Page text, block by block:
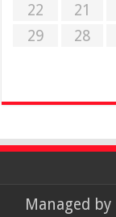
21
22
28
29